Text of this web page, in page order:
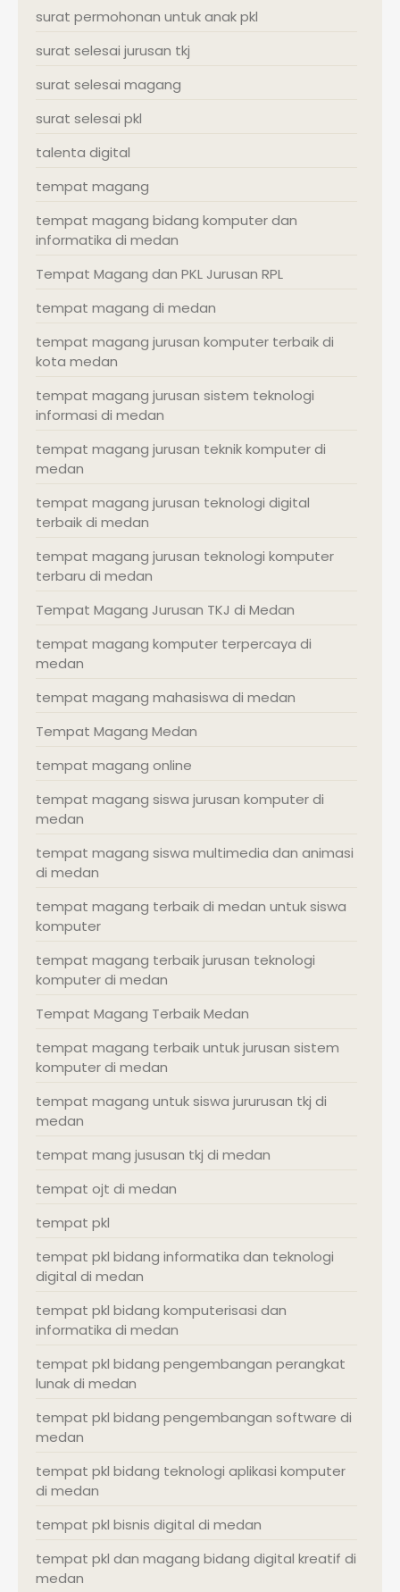
surat permohonan untuk anak pkl
surat selesai jurusan tkj
surat selesai magang
surat selesai pkl
talenta digital
tempat magang
tempat magang bidang komputer dan
informatika di medan
Tempat Magang dan PKL Jurusan RPL
tempat magang di medan
tempat magang jurusan komputer terbaik di
kota medan
tempat magang jurusan sistem teknologi
informasi di medan
tempat magang jurusan teknik komputer di
medan
tempat magang jurusan teknologi digital
terbaik di medan
tempat magang jurusan teknologi komputer
terbaru di medan
Tempat Magang Jurusan TKJ di Medan
tempat magang komputer terpercaya di
medan
tempat magang mahasiswa di medan
Tempat Magang Medan
tempat magang online
tempat magang siswa jurusan komputer di
medan
tempat magang siswa multimedia dan animasi
di medan
tempat magang terbaik di medan untuk siswa
komputer
tempat magang terbaik jurusan teknologi
komputer di medan
Tempat Magang Terbaik Medan
tempat magang terbaik untuk jurusan sistem
komputer di medan
tempat magang untuk siswa jururusan tkj di
medan
tempat mang jususan tkj di medan
tempat ojt di medan
tempat pkl
tempat pkl bidang informatika dan teknologi
digital di medan
tempat pkl bidang komputerisasi dan
informatika di medan
tempat pkl bidang pengembangan perangkat
lunak di medan
tempat pkl bidang pengembangan software di
medan
tempat pkl bidang teknologi aplikasi komputer
di medan
tempat pkl bisnis digital di medan
tempat pkl dan magang bidang digital kreatif di
medan